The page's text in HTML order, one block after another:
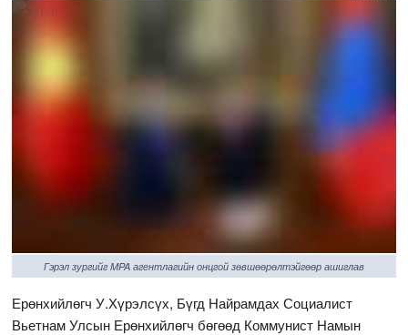
Гэрэл зургийг MPA агентлагийн онцгой зөвшөөрөлтэйгөөр ашиглав
Ерөнхийлөгч У.Хүрэлсүх, Бүгд Найрамдах Социалист
Вьетнам Улсын Ерөнхийлөгч бөгөөд Коммунист Намын